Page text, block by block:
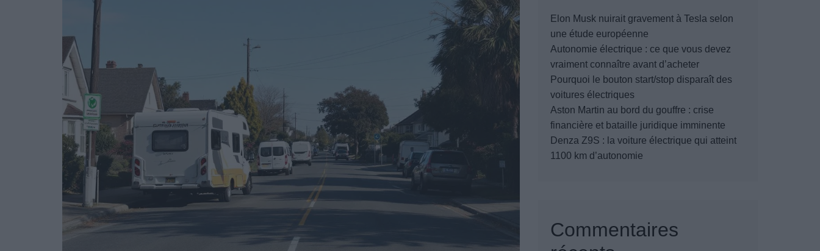
Elon Musk nuirait gravement à Tesla selon
une étude européenne
Autonomie électrique : ce que vous devez
vraiment connaître avant d’acheter
Pourquoi le bouton start/stop disparaît des
voitures électriques
Aston Martin au bord du gouffre : crise
financière et bataille juridique imminente
Denza Z9S : la voiture électrique qui atteint
1100 km d’autonomie
Commentaires